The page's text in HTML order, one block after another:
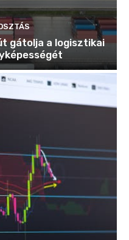
gátolja a logisztikai